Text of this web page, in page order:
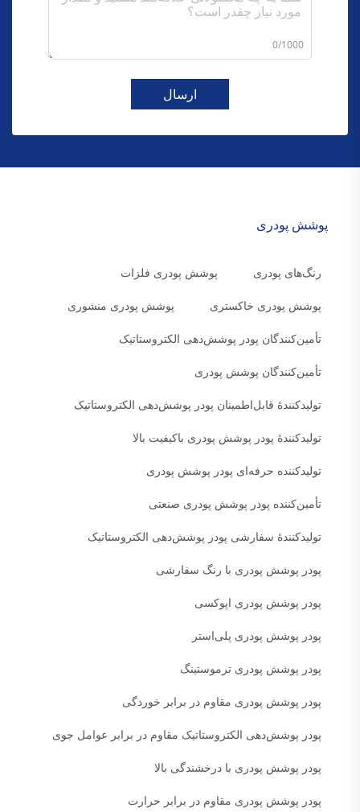
0/1000
ارسال
پوشش پودری
رنگ‌های پودری پوشش پودری فلزات
پوشش پودری خاکستری پوشش پودری منشوری
تأمین‌کنندگان پودر پوشش‌دهی الکتروستاتیک
تأمین‌کنندگان پوشش پودری
تولیدکنندهٔ قابل‌اطمینان پودر پوشش‌دهی الکتروستاتیک
تولیدکنندهٔ پودر پوشش پودری باکیفیت بالا
تولیدکننده حرفه‌ای پودر پوشش پودری
تأمین‌کننده پودر پوشش پودری صنعتی
تولیدکنندهٔ سفارشی پودر پوشش‌دهی الکتروستاتیک
پودر پوشش پودری با رنگ سفارشی
پودر پوشش پودری اپوکسی
پودر پوشش پودری پلی‌استر
پودر پوشش پودری ترموستینگ
پودر پوشش پودری مقاوم در برابر خوردگی
پودر پوشش‌دهی الکتروستاتیک مقاوم در برابر عوامل جوی
پودر پوشش پودری با درخشندگی بالا
پودر پوشش پودری مقاوم در برابر حرارت